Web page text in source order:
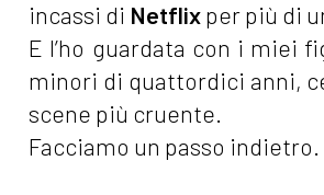
incassi di Netflix per più di
E l’ho guardata con i miei
minori di quattordici anni,
scene più cruente.
Facciamo un passo indietro.